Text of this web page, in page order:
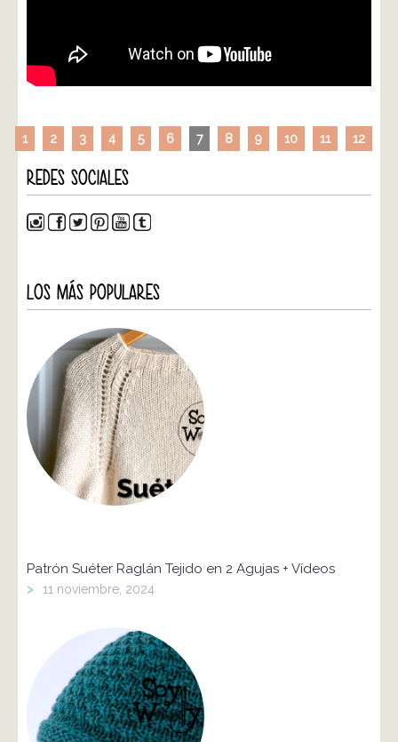
1 2 3 4 5 6 7 8 9 10 11 12
REDES SOCIALES
LOS MÁS POPULARES
Patrón Suéter Raglán Tejido en 2 Agujas + Vídeos
> 11 noviembre, 2024